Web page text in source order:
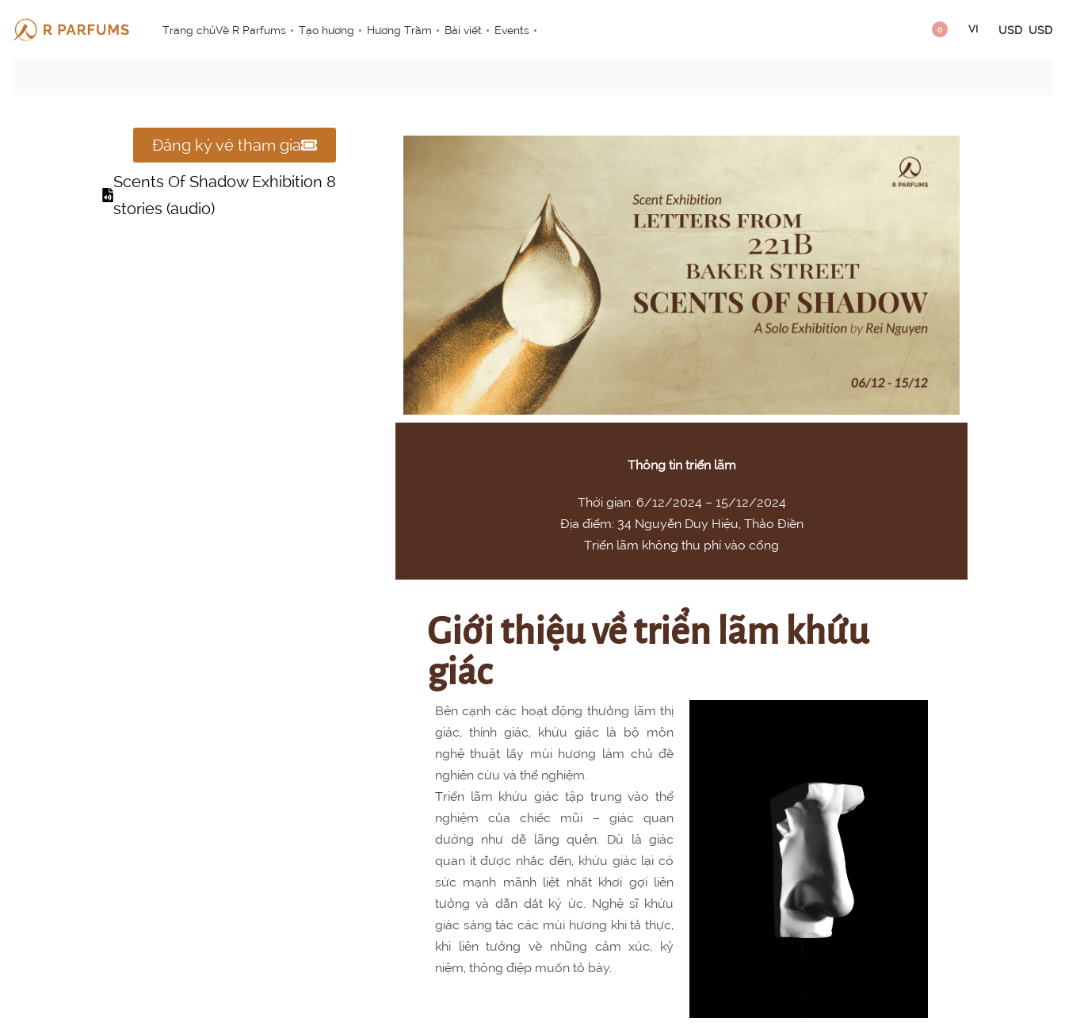
Trang chủVề R Parfums Tạo hương Hương Trầm Bài viết Events 0 VI USD USD
Thông tin triển lãm
Thời gian: 6/12/2024 – 15/12/2024
Địa điểm: 34 Nguyễn Duy Hiệu, Thảo Điền
Triển lãm không thu phí vào cổng
Giới thiệu về triển lãm khứu
giác
Bên cạnh các hoạt động thưởng lãm thị
giác, thính giác, khứu giác là bộ môn
nghệ thuật lấy mùi hương làm chủ đề
nghiên cứu và thể nghiệm.
Triển lãm khứu giác tập trung vào thể
nghiệm của chiếc mũi – giác quan
dường như dễ lãng quên. Dù là giác
quan ít được nhắc đến, khứu giác lại có
sức mạnh mãnh liệt nhất khơi gợi liên
tưởng và dẫn dắt ký ức. Nghệ sĩ khứu
giác sáng tác các mùi hương khi tả thực,
khi liên tưởng về những cảm xúc, kỷ
niệm, thông điệp muốn tỏ bày.
Đăng ký vé tham gia
Scents Of Shadow Exhibition 8
stories (audio)